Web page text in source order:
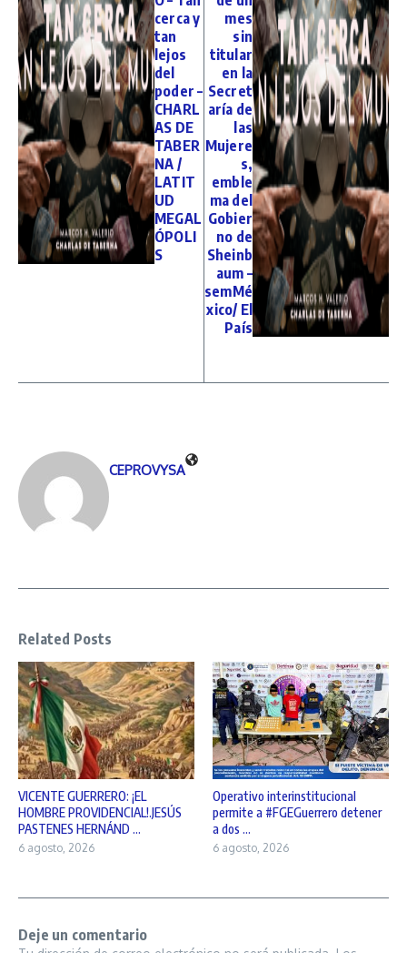
cerca y
tan
lejos
del
poder –
CHARL
AS DE
TABER
NA /
LATIT
UD
MEGAL
ÓPOLI
S
mes
sin
titular
en la
Secret
aría de
las
Mujere
s,
emble
ma del
Gobier
no de
Sheinb
aum –
semMé
xico/ El
País
CEPROVYSA
Related Posts
VICENTE GUERRERO: ¡EL
HOMBRE PROVIDENCIAL!.JESÚS
PASTENES HERNÁND ...
6 agosto, 2026
Operativo interinstitucional
permite a #FGEGuerrero detener
a dos ...
6 agosto, 2026
Deje un comentario